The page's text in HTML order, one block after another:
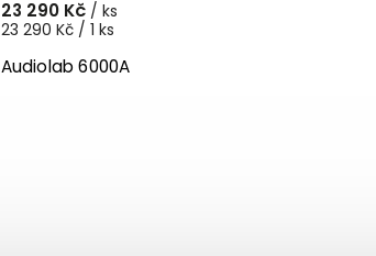
Audiolab 6000A
23 290 Kč / ks
23 290 Kč / 1 ks